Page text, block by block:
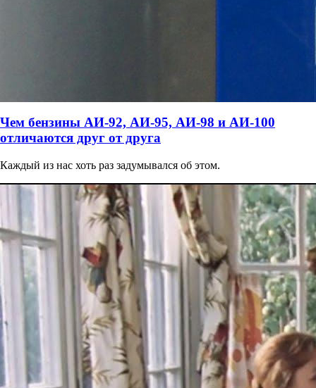
Чем бензины АИ-92, АИ-95, АИ-98 и АИ-100
отличаются друг от друга
Каждый из нас хоть раз задумывался об этом.